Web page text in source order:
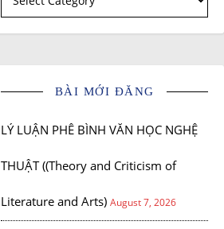
BÀI MỚI ĐĂNG
LÝ LUẬN PHÊ BÌNH VĂN HỌC NGHỆ
THUẬT ((Theory and Criticism of
Literature and Arts) August 7, 2026